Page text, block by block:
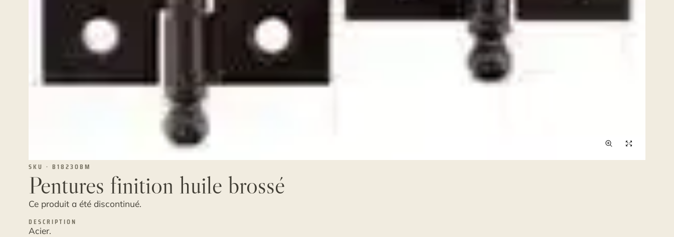
SKU · B1823OBM
Pentures finition huile brossé
Ce produit a été discontinué.
DESCRIPTION
Acier.